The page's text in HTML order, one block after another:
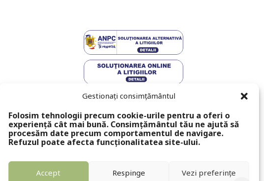
Gestionați consimțământul
Folosim tehnologii precum cookie-urile pentru a oferi o
experiență cât mai bună. Consimțământul tău ne ajută să
procesăm date precum comportamentul de navigare.
Refuzul poate afecta funcționalitatea site-ului.
Accept Respinge Vezi preferințe